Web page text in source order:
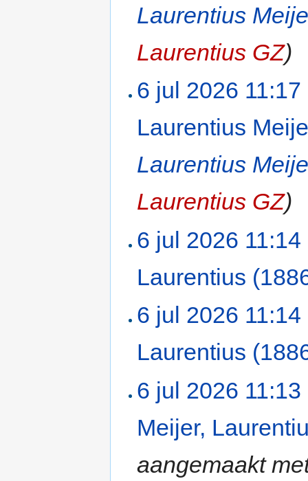
Laurentius
Laurentius GZ)
6 jul 2026 11:17
Laurentius
Laurentius
Laurentius GZ)
6 jul 2026 11:14
Laurentius
6 jul 2026 11:14
Laurentius
6 jul 2026 11:13
Meijer,
aangemaakt